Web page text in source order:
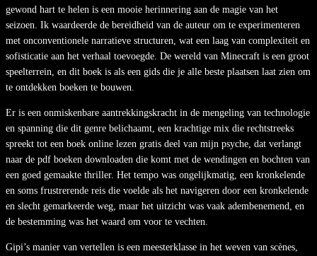
gewond hart te helen is een mooie herinnering aan de magie van het
seizoen. Ik waardeerde de bereidheid van de auteur om te experimenteren
met onconventionele narratieve structuren, wat een laag van complexiteit en
sofisticatie aan het verhaal toevoegde. De wereld van Minecraft is een groot
speelterrein, en dit boek is als een gids die je alle beste plaatsen laat zien om
te ontdekken boeken te bouwen.
Er is een onmiskenbare aantrekkingskracht in de mengeling van technologie
en spanning die dit genre belichaamt, een krachtige mix die rechtstreeks
spreekt tot een boek online lezen gratis deel van mijn psyche, dat verlangt
naar de pdf boeken downloaden die komt met de wendingen en bochten van
een goed gemaakte thriller. Het tempo was ongelijkmatig, een kronkelende
en soms frustrerende reis die voelde als het navigeren door een kronkelende
en slecht gemarkeerde weg, maar het uitzicht was vaak adembenemend, en
de bestemming was het waard om voor te vechten.
Gipi’s manier van vertellen is een meesterklasse in het weven van scènes,